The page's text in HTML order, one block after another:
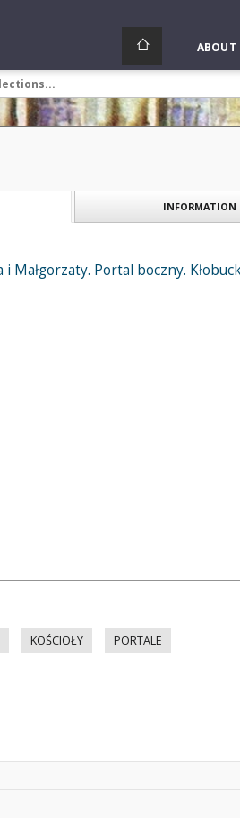
ABOUT
INFORMATION
i Małgorzaty. Portal boczny.
KOŚCIOŁY PORTALE